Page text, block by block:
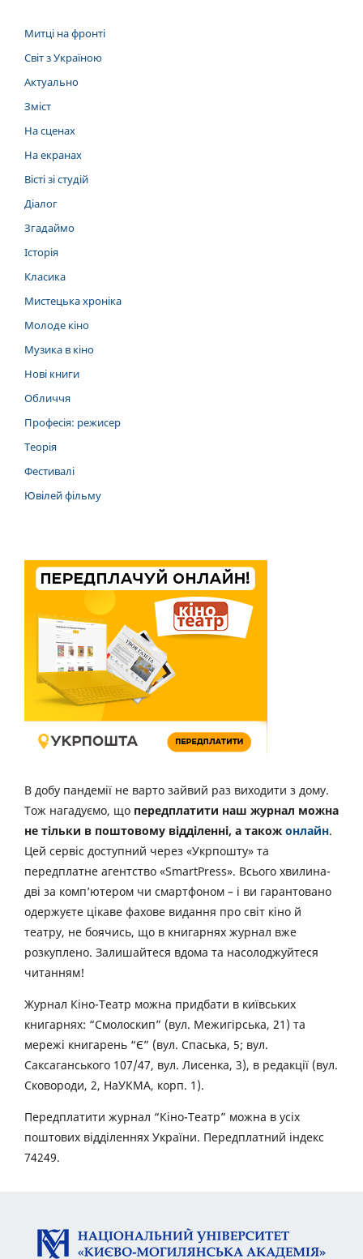
Митці на фронті
Світ з Україною
Актуально
Зміст
На сценах
На екранах
Вісті зі студій
Діалог
Згадаймо
Історія
Класика
Мистецька хроніка
Молоде кіно
Музика в кіно
Нові книги
Обличчя
Професія: режисер
Теорія
Фестивалі
Ювілей фільму
В добу пандемії не варто зайвий раз виходити з дому.
Тож нагадуємо, що передплатити наш журнал можна
не тільки в поштовому відділенні, а також онлайн.
Цей сервіс доступний через «Укрпошту» та
передплатне агентство «SmartPress». Всього хвилина-
дві за комп’ютером чи смартфоном – і ви гарантовано
одержуєте цікаве фахове видання про світ кіно й
театру, не боячись, що в книгарнях журнал вже
розкуплено. Залишайтеся вдома та насолоджуйтеся
читанням!
Журнал Кіно-Театр можна придбати в київських
книгарнях: “Смолоскип” (вул. Межигірська, 21) та
мережі книгарень “Є” (вул. Спаська, 5; вул.
Саксаганського 107/47, вул. Лисенка, 3), в редакції (вул.
Сковороди, 2, НаУКМА, корп. 1).
Передплатити журнал “Кіно-Театр” можна в усіх
поштових відділеннях України. Передплатний індекс
74249.